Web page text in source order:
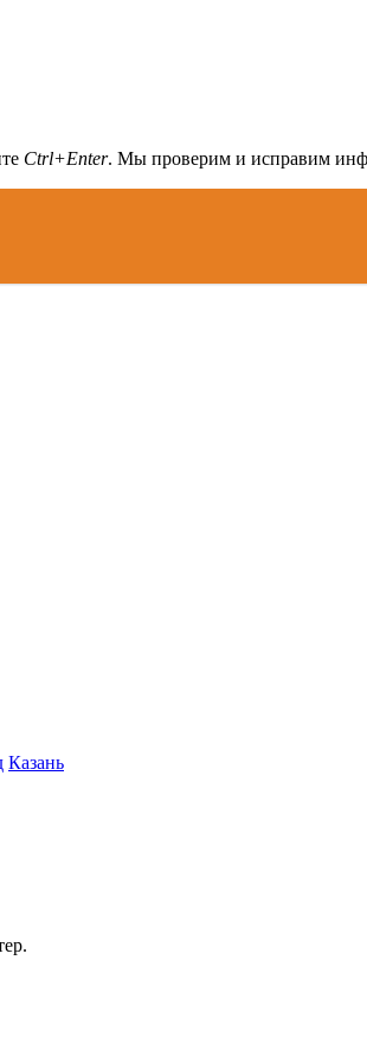
Ctrl+Enter. Мы проверим и исправим
Казань